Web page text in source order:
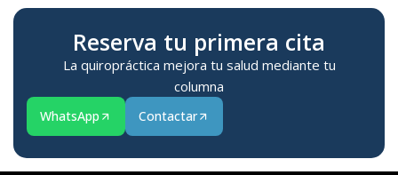
Reserva tu primera cita
La quiropráctica mejora tu salud mediante tu
columna
WhatsApp Contactar